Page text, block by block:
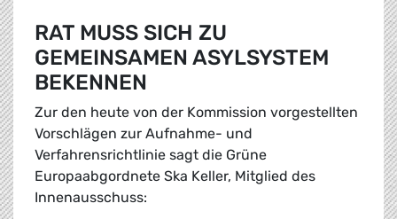
RAT MUSS SICH ZU
GEMEINSAMEN ASYLSYSTEM
BEKENNEN
Zur den heute von der Kommission vorgestellten
Vorschlägen zur Aufnahme- und
Verfahrensrichtlinie sagt die Grüne
Europaabgordnete Ska Keller, Mitglied des
Innenausschuss: